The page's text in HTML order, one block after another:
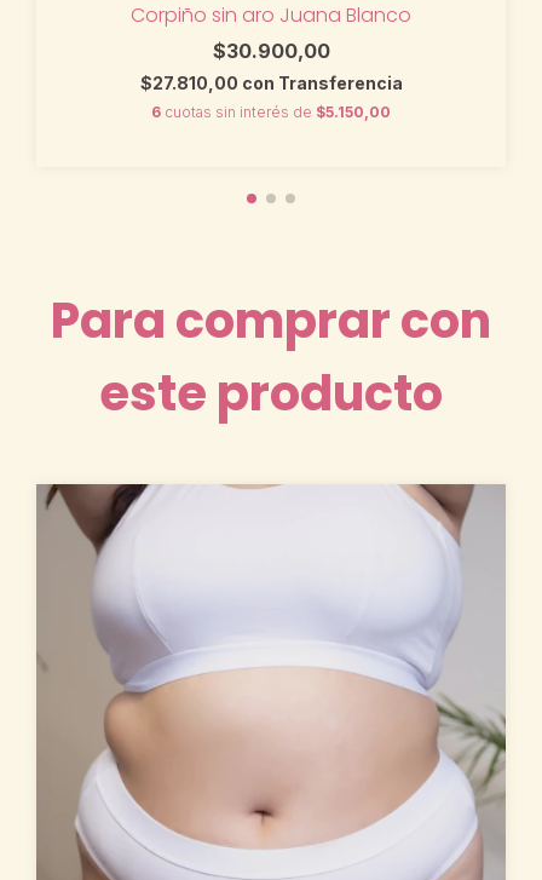
Corpiño sin aro Juana Blanco
$30.900,00
$27.810,00 con Transferencia
6 cuotas sin interés de $5.150,00
Para comprar con
este producto